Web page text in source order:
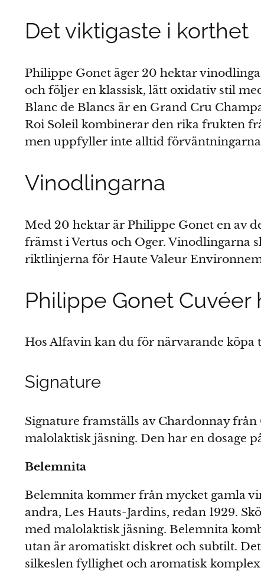
Det viktigaste i korthet
Philippe Gonet äger 20 hektar
och följer en klassisk, lätt oxidativ stil
Blanc de Blancs är en Grand Cru
Roi Soleil kombinerar den rika frukten
men uppfyller inte alltid
Vinodlingarna
Med 20 hektar är Philippe Gonet en av
främst i Vertus och Oger. Vinodlingarna
riktlinjerna för Haute Valeur
Philippe Gonet Cuvéer
Hos Alfavin kan du för närvarande köpa
Signature
Signature framställs av Chardonnay från
malolaktisk jäsning. Den har en dosage
Belemnita
Belemnita kommer från mycket gamla
andra, Les Hauts-Jardins, redan 1929.
med malolaktisk jäsning. Belemnita
utan är aromatiskt diskret och subtilt.
silkeslen fyllighet och aromatisk